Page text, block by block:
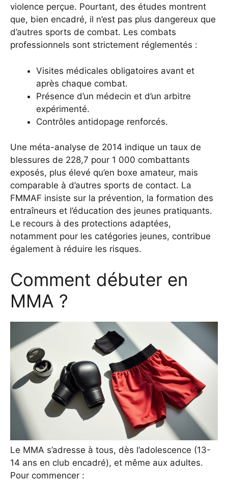
violence perçue. Pourtant, des études montrent
que, bien encadré, il n’est pas plus dangereux que
d’autres sports de combat. Les combats
professionnels sont strictement réglementés :
Visites médicales obligatoires avant et
après chaque combat.
Présence d’un médecin et d’un arbitre
expérimenté.
Contrôles antidopage renforcés.
Une méta-analyse de 2014 indique un taux de
blessures de 228,7 pour 1 000 combattants
exposés, plus élevé qu’en boxe amateur, mais
comparable à d’autres sports de contact. La
FMMAF insiste sur la prévention, la formation des
entraîneurs et l’éducation des jeunes pratiquants.
Le recours à des protections adaptées,
notamment pour les catégories jeunes, contribue
également à réduire les risques.
Comment débuter en
MMA ?
Le MMA s’adresse à tous, dès l’adolescence (13-
14 ans en club encadré), et même aux adultes.
Pour commencer :